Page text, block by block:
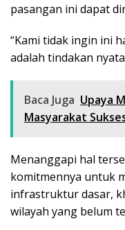
pasangan ini dapat
“Kami tidak ingin ini
adalah tindakan
Baca Juga Upaya
Masyarakat
Menanggapi hal
komitmennya untuk
infrastruktur dasar,
wilayah yang belum